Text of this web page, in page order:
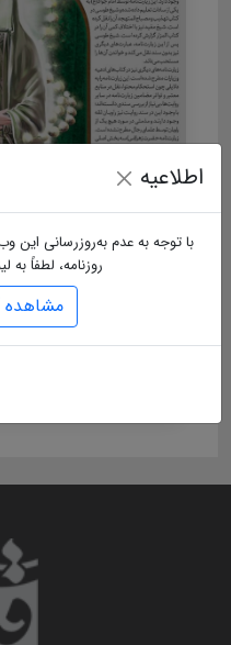
اطلاعیه
با توجه به عدم به‌روزرسانی
روزنامه، لطفاً به
مشاهده